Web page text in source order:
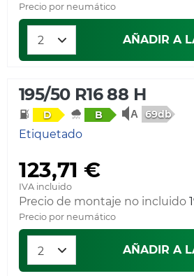
Precio por neumático
AÑADIR A
195/50 R16 88 H
D B 69db
Etiquetado
123,71 €
IVA incluido
Precio de montaje no incluido
Precio por neumático
AÑADIR A